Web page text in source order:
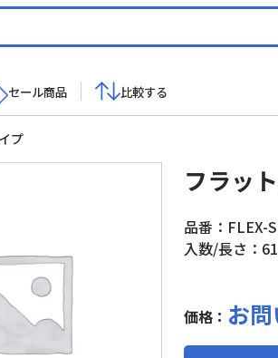
セール商品 比較する
プ
フラッ
品番：FLEX-
入数/長さ：
価格： お